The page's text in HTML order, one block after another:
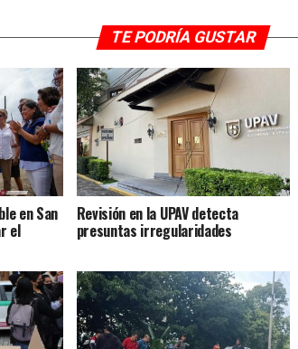
TE PODRÍA GUSTAR
en San
el
Revisión en la UPAV detecta
presuntas irregularidades